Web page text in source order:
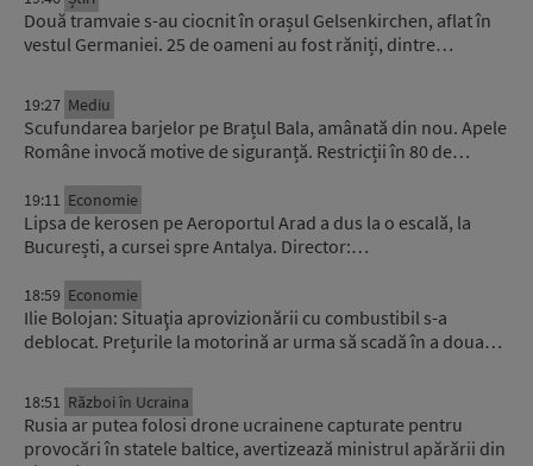
Două tramvaie s-au ciocnit în orașul Gelsenkirchen, aflat în
vestul Germaniei. 25 de oameni au fost răniți, dintre…
19:27 Mediu
Scufundarea barjelor pe Brațul Bala, amânată din nou. Apele
Române invocă motive de siguranță. Restricții în 80 de…
19:11 Economie
Lipsa de kerosen pe Aeroportul Arad a dus la o escală, la
București, a cursei spre Antalya. Director:…
18:59 Economie
Ilie Bolojan: Situaţia aprovizionării cu combustibil s-a
deblocat. Prețurile la motorină ar urma să scadă în a doua…
18:51 Război în Ucraina
Rusia ar putea folosi drone ucrainene capturate pentru
provocări în statele baltice, avertizează ministrul apărării din